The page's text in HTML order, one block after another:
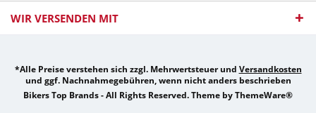
WIR VERSENDEN MIT
*Alle Preise verstehen sich zzgl. Mehrwertsteuer und Versandkosten
und ggf. Nachnahmegebühren, wenn nicht anders beschrieben
Bikers Top Brands - All Rights Reserved. Theme byThemeWare®